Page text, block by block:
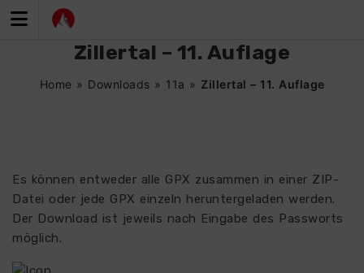
Inhalt
Zillertal – 11. Auflage
Home » Downloads » 11a » Zillertal – 11. Auflage
Es können entweder alle GPX zusammen in einer ZIP-
Datei oder jede GPX einzeln heruntergeladen werden.
Der Download ist jeweils nach Eingabe des Passworts
möglich.